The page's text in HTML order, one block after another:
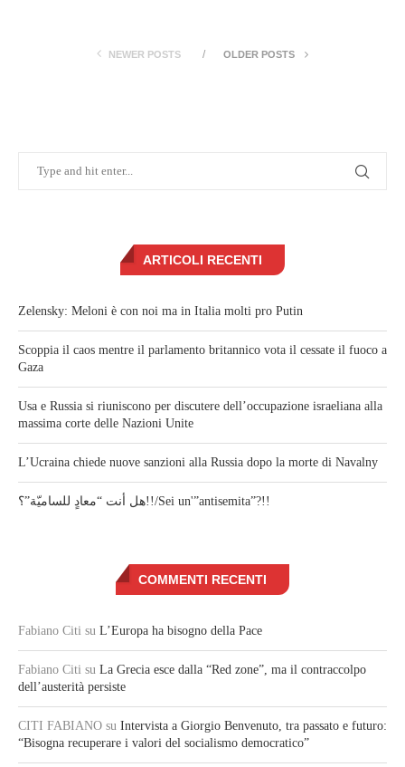
NEWER POSTS OLDER POSTS
ARTICOLI RECENTI
Zelensky: Meloni è con noi ma in Italia molti pro Putin
Scoppia il caos mentre il parlamento britannico vota il cessate il fuoco a
Gaza
Usa e Russia si riuniscono per discutere dell’occupazione israeliana alla
massima corte delle Nazioni Unite
L’Ucraina chiede nuove sanzioni alla Russia dopo la morte di Navalny
هل أنت “معادٍ للساميّة”؟!!/Sei un'”antisemita”?!!
COMMENTI RECENTI
Fabiano Citi su L’Europa ha bisogno della Pace
Fabiano Citi su La Grecia esce dalla “Red zone”, ma il contraccolpo
dell’austerità persiste
CITI FABIANO su Intervista a Giorgio Benvenuto, tra passato e futuro:
“Bisogna recuperare i valori del socialismo democratico”